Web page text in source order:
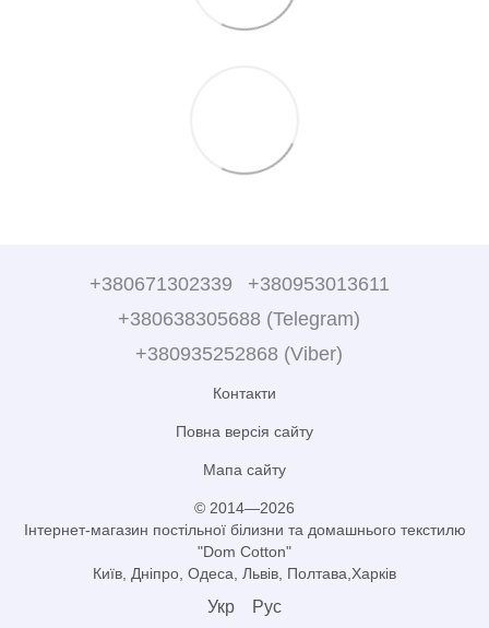
+380671302339
+380953013611
+380638305688 (Telegram)
+380935252868 (Viber)
Контакти
Повна версія сайту
Мапа сайту
© 2014—2026
Інтернет-магазин постільної білизни та домашнього текстилю
"Dom Cotton"
Київ, Дніпро, Одеса, Львів, Полтава,Харків
Укр Рус